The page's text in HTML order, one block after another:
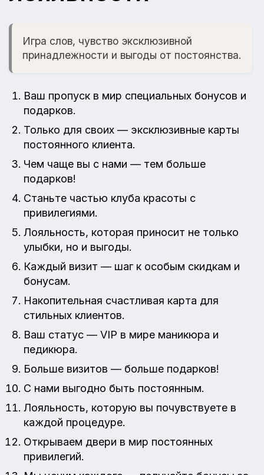
Игра слов, чувство эксклюзивной
принадлежности и выгоды от постоянства.
Ваш пропуск в мир специальных бонусов и
подарков.
Только для своих — эксклюзивные карты
постоянного клиента.
Чем чаще вы с нами — тем больше
подарков!
Станьте частью клуба красоты с
привилегиями.
Лояльность, которая приносит не только
улыбки, но и выгоды.
Каждый визит — шаг к особым скидкам и
бонусам.
Накопительная счастливая карта для
стильных клиентов.
Ваш статус — VIP в мире маникюра и
педикюра.
Больше визитов — больше подарков!
С нами выгодно быть постоянным.
Лояльность, которую вы почувствуете в
каждой процедуре.
Открываем двери в мир постоянных
привилегий.